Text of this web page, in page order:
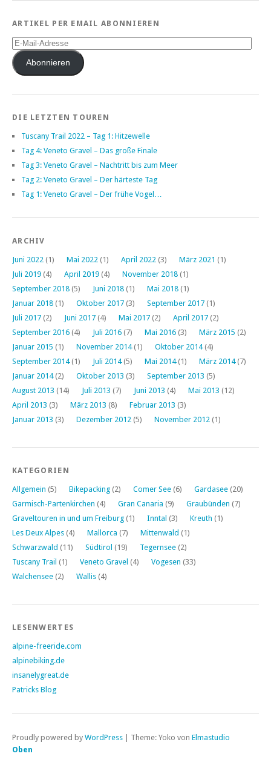
ARTIKEL PER EMAIL ABONNIEREN
E-
Mail-
AdresseAbonnieren
DIE LETZTEN TOUREN
Tuscany Trail 2022 – Tag 1: Hitzewelle
Tag 4: Veneto Gravel – Das große Finale
Tag 3: Veneto Gravel – Nachtritt bis zum Meer
Tag 2: Veneto Gravel – Der härteste Tag
Tag 1: Veneto Gravel – Der frühe Vogel…
ARCHIV
Juni 2022 (1) Mai 2022 (1) April 2022 (3) März 2021 (1)
Juli 2019 (4) April 2019 (4) November 2018 (1)
September 2018 (5) Juni 2018 (1) Mai 2018 (1)
Januar 2018 (1) Oktober 2017 (3) September 2017 (1)
Juli 2017 (2) Juni 2017 (4) Mai 2017 (2) April 2017 (2)
September 2016 (4) Juli 2016 (7) Mai 2016 (3) März 2015 (2)
Januar 2015 (1) November 2014(1) Oktober 2014(4)
September 2014(1) Juli 2014(5) Mai 2014(1) März 2014(7)
Januar 2014(2) Oktober 2013 (3) September 2013 (5)
August 2013 (14) Juli 2013 (7) Juni 2013 (4) Mai 2013 (12)
April 2013 (3) März 2013 (8) Februar 2013 (3)
Januar 2013 (3) Dezember 2012 (5) November 2012 (1)
KATEGORIEN
Allgemein (5) Bikepacking (2) Comer See (6) Gardasee (20)
Garmisch-Partenkirchen (4) Gran Canaria (9) Graubünden (7)
Graveltouren in und um Freiburg (1) Inntal (3) Kreuth (1)
Les Deux Alpes (4) Mallorca (7) Mittenwald (1)
Schwarzwald (11) Südtirol (19) Tegernsee (2)
Tuscany Trail (1) Veneto Gravel (4) Vogesen (33)
Walchensee (2) Wallis (4)
LESENWERTES
alpine-freeride.com
alpinebiking.de
insanelygreat.de
Patricks Blog
Proudly powered by WordPress Theme: Yoko von Elmastudio
Oben